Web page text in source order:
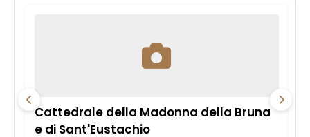
Cattedrale della Madonna della Bruna
e di Sant'Eustachio